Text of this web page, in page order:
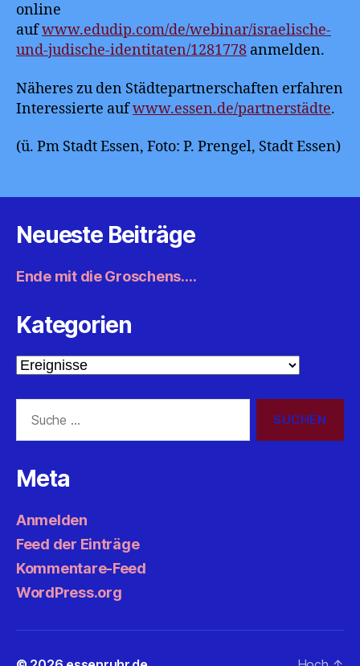
online
aufwww.edudip.com/de/webinar/israelische-
und-judische-identitaten/1281778 anmelden.
Näheres zu den Städtepartnerschaften erfahren
Interessierte aufwww.essen.de/partnerstädte.
(ü. Pm Stadt Essen, Foto: P. Prengel, Stadt Essen)
Neueste Beiträge
Ende mit die Groschens….
Kategorien
Kategorien
nach:
Meta
Anmelden
Feed der Einträge
Kommentare-Feed
WordPress.org